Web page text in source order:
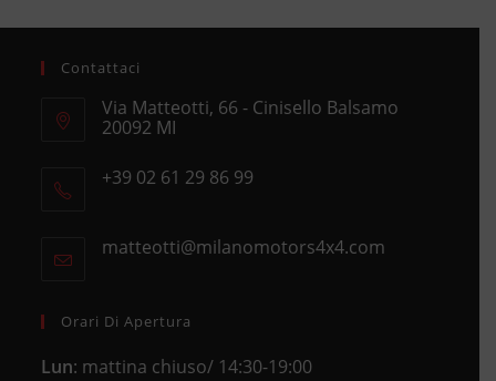
Contattaci
Via Matteotti, 66 - Cinisello Balsamo
20092 MI
in
+39 02 61 29 86 99
your
matteotti@milanomotors4x4.comOpens
Orari Di Apertura
Lun: mattina chiuso/ 14:30-19:00